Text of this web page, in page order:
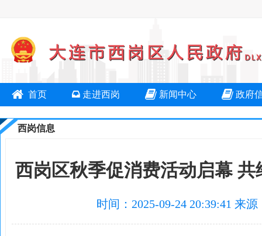
首页 走进西岗 新闻中心 政府
西岗信息
西岗区秋季促消费活动启幕
时间：2025-09-24 20:39:41 来